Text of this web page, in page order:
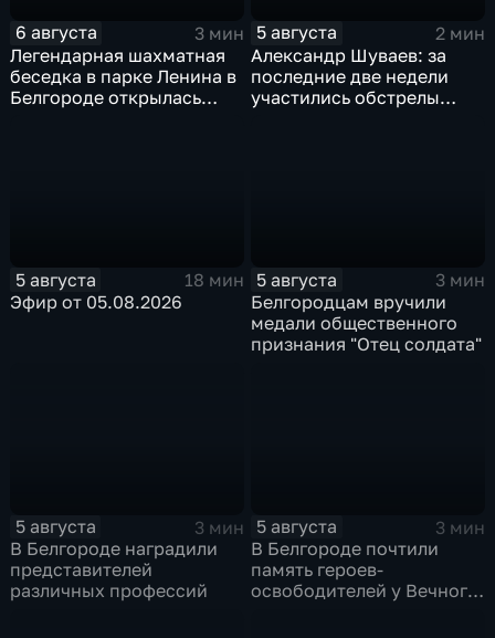
6 августа
3 мин
Легендарная шахматная
беседка в парке Ленина в
Белгороде открылась
5 августа
2 мин
Александр Шуваев: за
последние две недели
участились обстрелы
5 августа
18 мин
Эфир от 05.08.2026
5 августа
3 мин
Белгородцам вручили
медали общественного
признания "Отец солдата"
5 августа
3 мин
В Белгороде наградили
представителей
различных профессий
5 августа
3 мин
В Белгороде почтили
память героев-
освободителей у Вечного